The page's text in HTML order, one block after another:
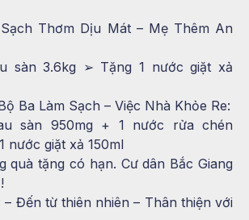
Thơm Dịu Mát – Mẹ Thêm An
sàn 3.6kg ➢ Tặng 1 nước giặt xả
Ba Làm Sạch – Việc Nhà Khỏe Re:
sàn 950mg + 1 nước rửa chén
nước giặt xả 150ml
quà tặng có hạn. Cư dân Bắc Giang
– Đến từ thiên nhiên – Thân thiện với